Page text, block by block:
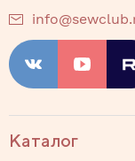
Каталог